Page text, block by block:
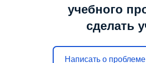
учебного
сделать
Написать о проблеме